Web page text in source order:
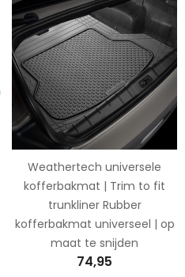
Weathertech universele
kofferbakmat | Trim to fit
trunkliner Rubber
kofferbakmat universeel | op
maat te snijden
74,95